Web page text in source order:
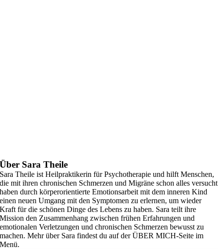
Über Sara Theile
Sara Theile ist Heilpraktikerin für Psychotherapie und hilft Menschen,
die mit ihren chronischen Schmerzen und Migräne schon alles versucht
haben durch körperorientierte Emotionsarbeit mit dem inneren Kind
einen neuen Umgang mit den Symptomen zu erlernen, um wieder
Kraft für die schönen Dinge des Lebens zu haben. Sara teilt ihre
Mission den Zusammenhang zwischen frühen Erfahrungen und
emotionalen Verletzungen und chronischen Schmerzen bewusst zu
machen. Mehr über Sara findest du auf der ÜBER MICH-Seite im
Menü.